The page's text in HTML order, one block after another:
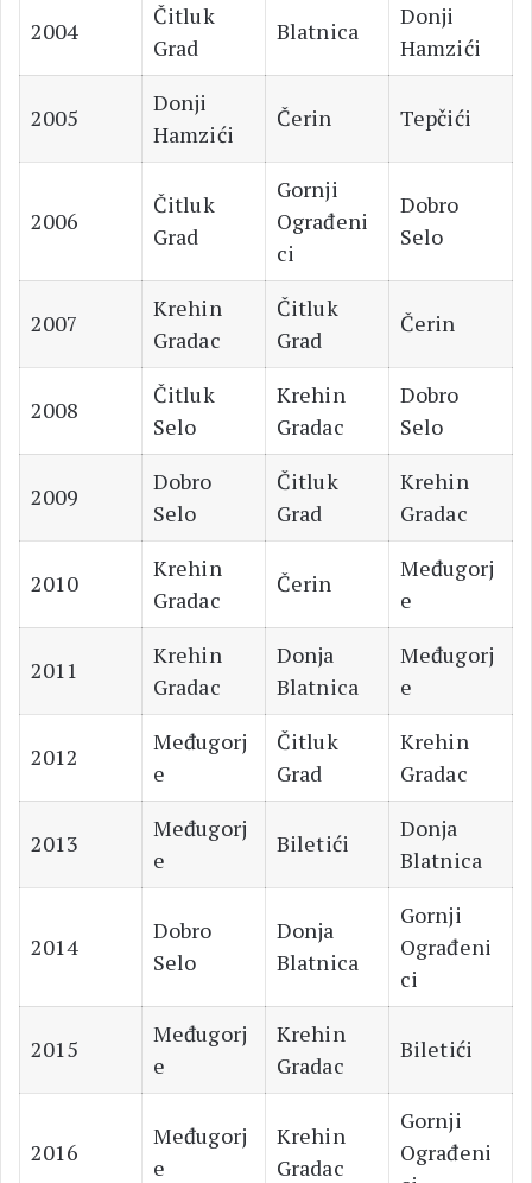
2004
Čitluk
Grad
Blatnica
Donji
Hamzići
2005
Donji
Hamzići
Čerin Tepčići
2006
Čitluk
Grad
Gornji
Ograđeni
ci
Dobro
Selo
2007
Krehin
Gradac
Čitluk
Grad
Čerin
2008
Čitluk
Selo
Krehin
Gradac
Dobro
Selo
2009
Dobro
Selo
Čitluk
Grad
Krehin
Gradac
2010
Krehin
Gradac
Čerin
Međugorj
e
2011
Krehin
Gradac
Donja
Blatnica
Međugorj
e
2012
Međugorj
e
Čitluk
Grad
Krehin
Gradac
2013
Međugorj
e
Biletići
Donja
Blatnica
2014
Dobro
Selo
Donja
Blatnica
Gornji
Ograđeni
ci
2015
Međugorj
e
Krehin
Gradac
Biletići
2016
Međugorj
e
Krehin
Gradac
Gornji
Ograđeni